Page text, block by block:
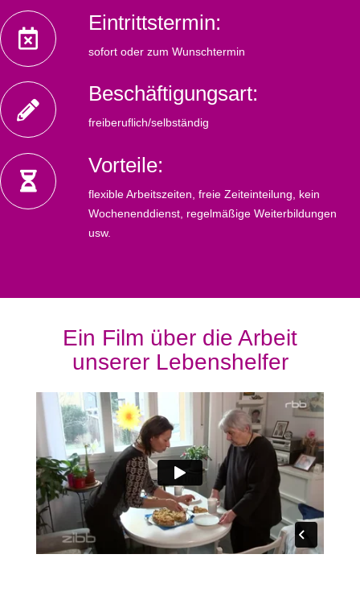
Eintrittstermin:
sofort oder zum Wunschtermin
Beschäftigungsart:
freiberuflich/selbständig
Vorteile:
flexible Arbeitszeiten, freie Zeiteinteilung, kein
Wochenenddienst, regelmäßige Weiterbildungen
usw.
Ein Film über die Arbeit
unserer Lebenshelfer